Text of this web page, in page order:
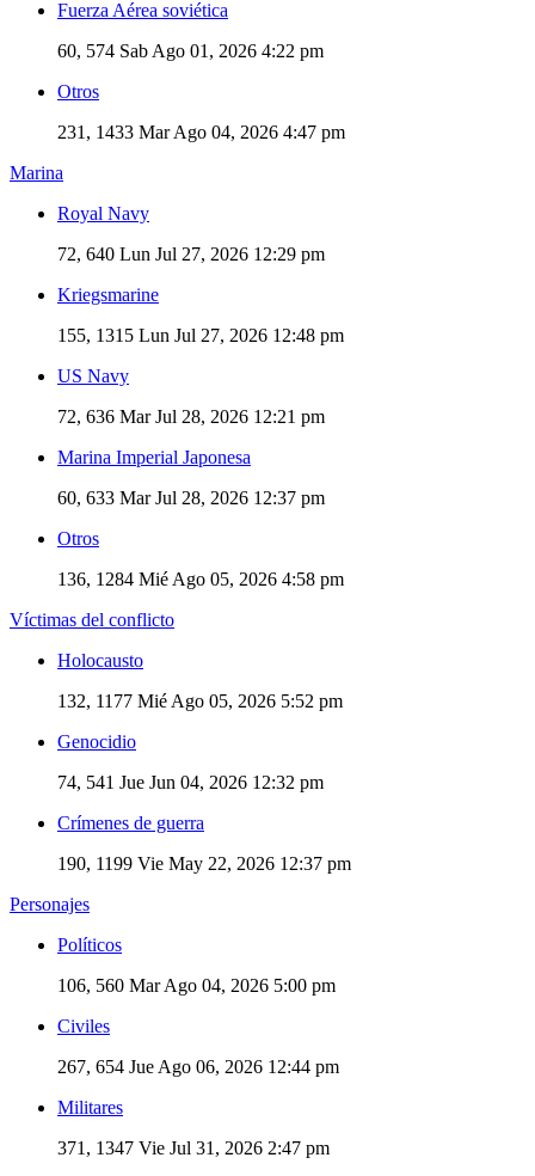
Fuerza Aérea soviética
60, 574 Sab Ago 01, 2026 4:22 pm
Otros
231, 1433 Mar Ago 04, 2026 4:47 pm
Marina
Royal Navy
72, 640 Lun Jul 27, 2026 12:29 pm
Kriegsmarine
155, 1315 Lun Jul 27, 2026 12:48 pm
US Navy
72, 636 Mar Jul 28, 2026 12:21 pm
Marina Imperial Japonesa
60, 633 Mar Jul 28, 2026 12:37 pm
Otros
136, 1284 Mié Ago 05, 2026 4:58 pm
Víctimas del conflicto
Holocausto
132, 1177 Mié Ago 05, 2026 5:52 pm
Genocidio
74, 541 Jue Jun 04, 2026 12:32 pm
Crímenes de guerra
190, 1199 Vie May 22, 2026 12:37 pm
Personajes
Políticos
106, 560 Mar Ago 04, 2026 5:00 pm
Civiles
267, 654 Jue Ago 06, 2026 12:44 pm
Militares
371, 1347 Vie Jul 31, 2026 2:47 pm